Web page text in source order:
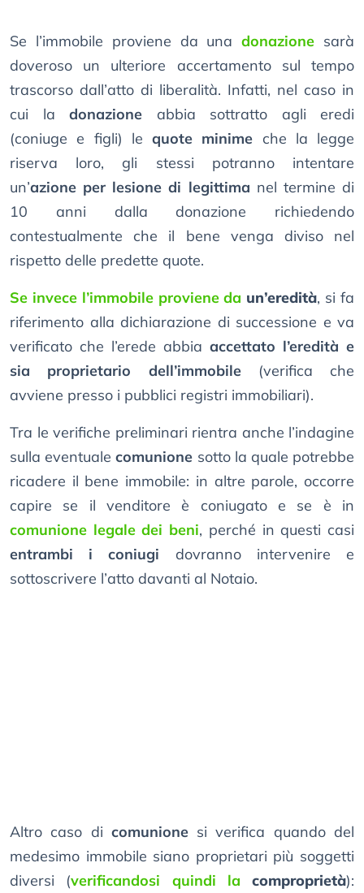
Se l’immobile proviene da unadonazione sarà
doveroso un ulteriore accertamento sul tempo
trascorso dall’atto di liberalità. Infatti, nel caso in
cui la donazione abbia sottratto agli eredi
(coniuge e figli) le quote minime che la legge
riserva loro, gli stessi potranno intentare
un’azione per lesione di legittima nel termine di
10 anni dalla donazione richiedendo
contestualmente che il bene venga diviso nel
rispetto delle predette quote.
Se invece l’immobile proviene da un’eredità, si fa
riferimento alla dichiarazione di successione e va
verificato che l’erede abbia accettato l’eredità e
sia proprietario dell’immobile(verifica che
avviene presso i pubblici registri immobiliari).
Tra le verifiche preliminari rientra anche l’indagine
sulla eventualecomunione sotto la quale potrebbe
ricadere il bene immobile: in altre parole, occorre
capire se il venditore è coniugato e se è in
comunione legale dei beni, perché in questi casi
entrambi i coniugi dovranno intervenire e
sottoscrivere l’atto davanti al Notaio.
Altro caso di comunionesi verifica quando del
medesimo immobile siano proprietari più soggetti
diversi (verificandosi quindi la comproprietà):